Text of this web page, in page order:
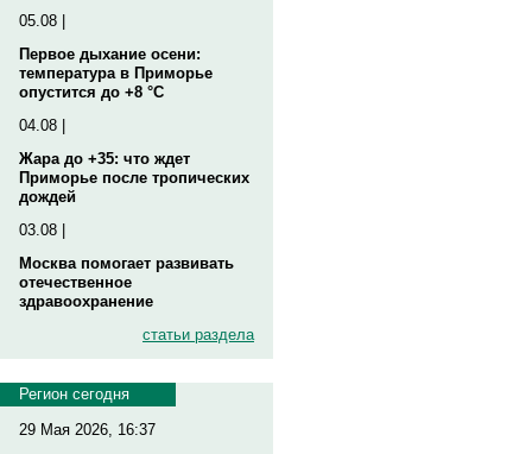
05.08 |
Первое дыхание осени:
температура в Приморье
опустится до +8 °C
04.08 |
Жара до +35: что ждет
Приморье после тропических
дождей
03.08 |
Москва помогает развивать
отечественное
здравоохранение
статьи раздела
Регион сегодня
29 Мая 2026, 16:37